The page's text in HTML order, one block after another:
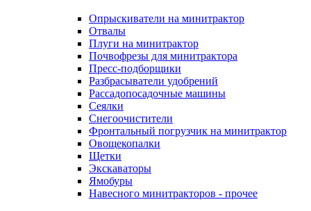
Опрыскиватели на минитрактор
Отвалы
Плуги на минитрактор
Почвофрезы для минитрактора
Пресс-подборщики
Разбрасыватели удобрений
Рассадопосадочные машины
Сеялки
Снегоочистители
Фронтальный погрузчик на минитрактор
Овощекопалки
Щетки
Экскаваторы
Ямобуры
Навесного минитракторов - прочее